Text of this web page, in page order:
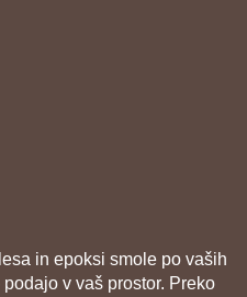
in epoksi smole po vaših
v vaš prostor. Preko